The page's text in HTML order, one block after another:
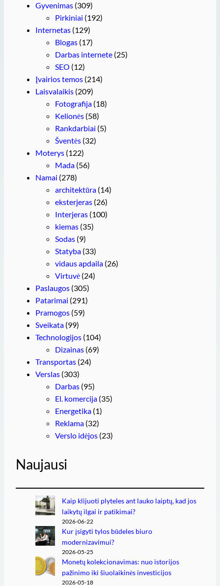
Gyvenimas (309)
Pirkiniai (192)
Internetas (129)
Blogas (17)
Darbas internete (25)
SEO (12)
Įvairios temos (214)
Laisvalaikis (209)
Fotografija (18)
Kelionės (58)
Rankdarbiai (5)
Šventės (32)
Moterys (122)
Mada (56)
Namai (278)
architektūra (14)
eksterjeras (26)
Interjeras (100)
kiemas (35)
Sodas (9)
Statyba (33)
vidaus apdaila (26)
Virtuvė (24)
Paslaugos (305)
Patarimai (291)
Pramogos (59)
Sveikata (99)
Technologijos (104)
Dizainas (69)
Transportas (24)
Verslas (303)
Darbas (95)
El. komercija (35)
Energetika (1)
Reklama (32)
Verslo idėjos (23)
Naujausi
Kaip klijuoti plyteles ant lauko laiptų, kad jos
laikytų ilgai ir patikimai?
2026-06-22
Kur įsigyti tylos būdeles biuro
modernizavimui?
2026-05-25
Monetų kolekcionavimas: nuo istorijos
pažinimo iki šiuolaikinės investicijos
2026-05-18